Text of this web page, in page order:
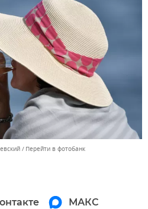
Перейти в фотобанк
МАКС